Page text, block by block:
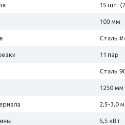
15 шт.
100 мм
Сталь
11 пар
Сталь
1250 мм
2,5-3,0
5,5 кВт